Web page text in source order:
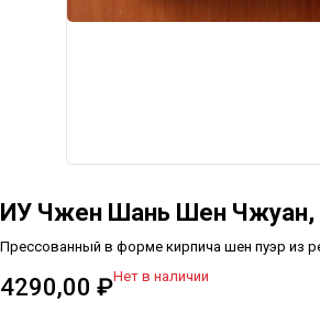
ИУ Чжен Шань Шен Чжуан,
Прессованный в форме кирпича шен пуэр из
4290,00 ₽Нет в наличии